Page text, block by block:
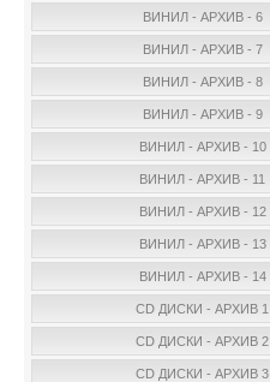
ВИНИЛ - АРХИВ - 6
ВИНИЛ - АРХИВ - 7
ВИНИЛ - АРХИВ - 8
ВИНИЛ - АРХИВ - 9
ВИНИЛ - АРХИВ - 10
ВИНИЛ - АРХИВ - 11
ВИНИЛ - АРХИВ - 12
ВИНИЛ - АРХИВ - 13
ВИНИЛ - АРХИВ - 14
CD ДИСКИ - АРХИВ 1
CD ДИСКИ - АРХИВ 2
CD ДИСКИ - АРХИВ 3